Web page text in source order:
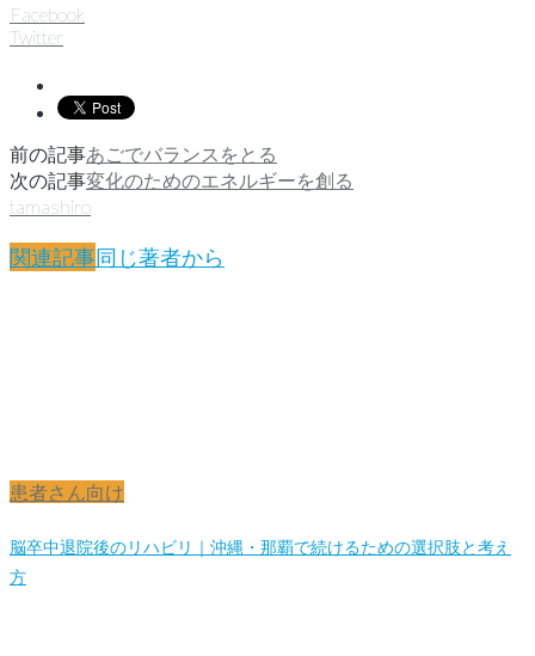
Facebook
Twitter
前の記事あごでバランスをとる
次の記事変化のためのエネルギーを創る
tamashiro
関連記事同じ著者から
患者さん向け
脳卒中退院後のリハビリ｜沖縄・那覇で続けるための選択肢と考え
方